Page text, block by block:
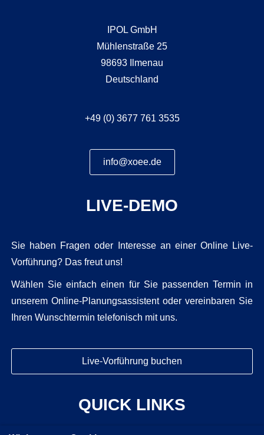
IPOL GmbH
Mühlenstraße 25
98693 Ilmenau
Deutschland
+49 (0) 3677 761 3535
info@xoee.de
LIVE-DEMO
Sie haben Fragen oder Interesse an einer Online Live-
Vorführung? Das freut uns!
Wählen Sie einfach einen für Sie passenden Termin in
unserem Online-Planungsassistent oder vereinbaren Sie
Ihren Wunschtermin telefonisch mit uns.
Live-Vorführung buchen
QUICK LINKS